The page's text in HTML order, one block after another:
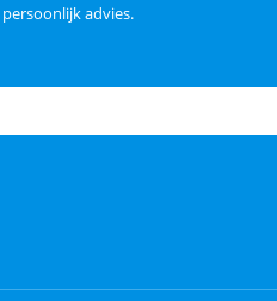
advies.